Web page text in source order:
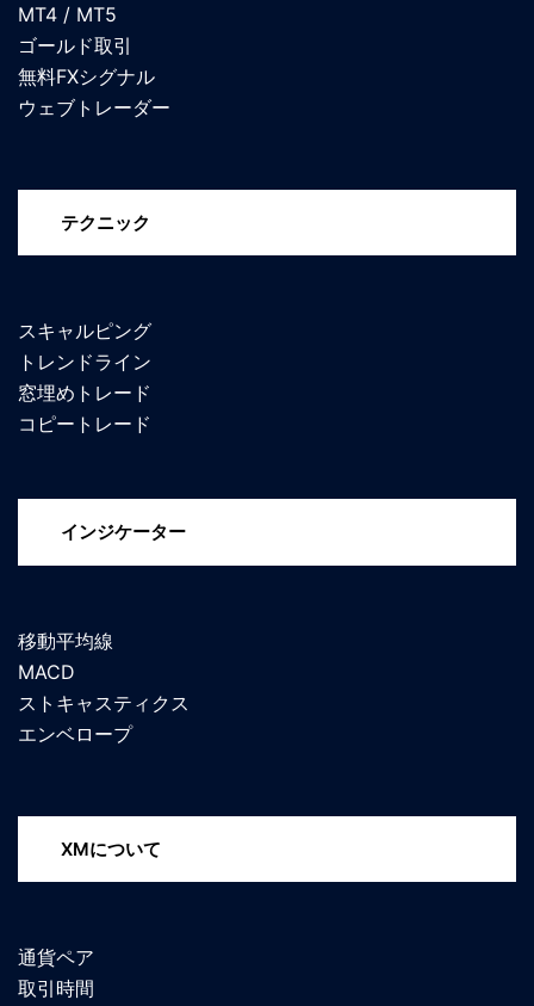
MT4 / MT5
ゴールド取引
無料FXシグナル
ウェブトレーダー
テクニック
スキャルピング
トレンドライン
窓埋めトレード
コピートレード
インジケーター
移動平均線
MACD
ストキャスティクス
エンベロープ
XMについて
通貨ペア
取引時間